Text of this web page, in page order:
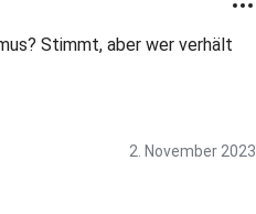
Stimmt, aber wer verhält
2. November 2023